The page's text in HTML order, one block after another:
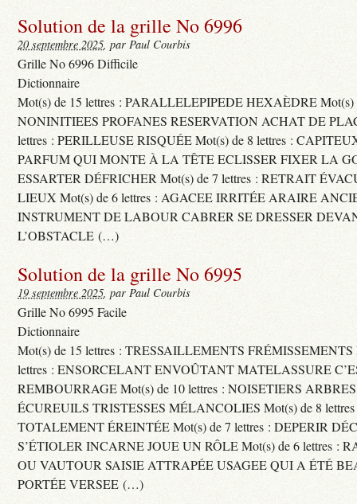
Solution de la grille No 6996
20 septembre 2025, par Paul Courbis
Grille No 6996 Difficile
Dictionnaire
Mot(s) de 15 lettres : PARALLELEPIPEDE HEXAÈDRE Mot(s)
NONINITIEES PROFANES RESERVATION ACHAT DE
lettres : PERILLEUSE RISQUÉE Mot(s) de 8 lettres :
PARFUM QUI MONTE À LA TÊTE ECLISSER FIXER LA
ESSARTER DÉFRICHER Mot(s) de 7 lettres : RETRAIT
LIEUX Mot(s) de 6 lettres : AGACEE IRRITÉE ARAIRE
INSTRUMENT DE LABOUR CABRER SE DRESSER
L’OBSTACLE (…)
Solution de la grille No 6995
19 septembre 2025, par Paul Courbis
Grille No 6995 Facile
Dictionnaire
Mot(s) de 15 lettres : TRESSAILLEMENTS FRÉMISSEMENTS
lettres : ENSORCELANT ENVOÛTANT MATELASSURE
REMBOURRAGE Mot(s) de 10 lettres : NOISETIERS
ÉCUREUILS TRISTESSES MÉLANCOLIES Mot(s) de 8
TOTALEMENT ÉREINTÉE Mot(s) de 7 lettres : DEPERIR
S’ÉTIOLER INCARNE JOUE UN RÔLE Mot(s) de 6 lettres :
OU VAUTOUR SAISIE ATTRAPÉE USAGEE QUI A ÉTÉ
PORTÉE VERSEE (…)